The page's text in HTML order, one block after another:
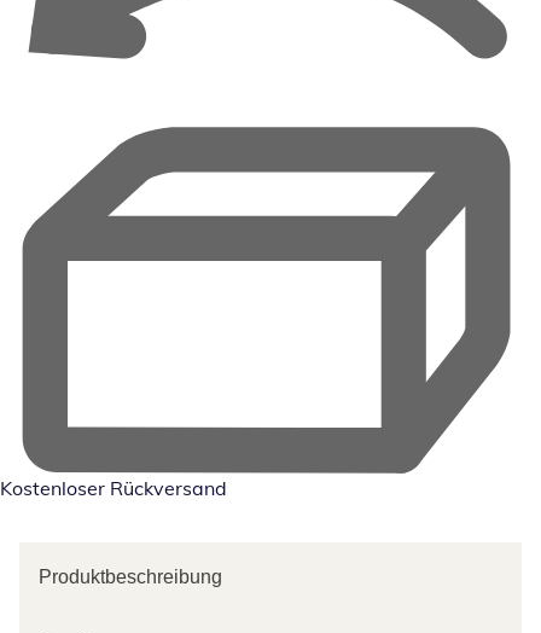
Kostenloser Rückversand
Produktbeschreibung